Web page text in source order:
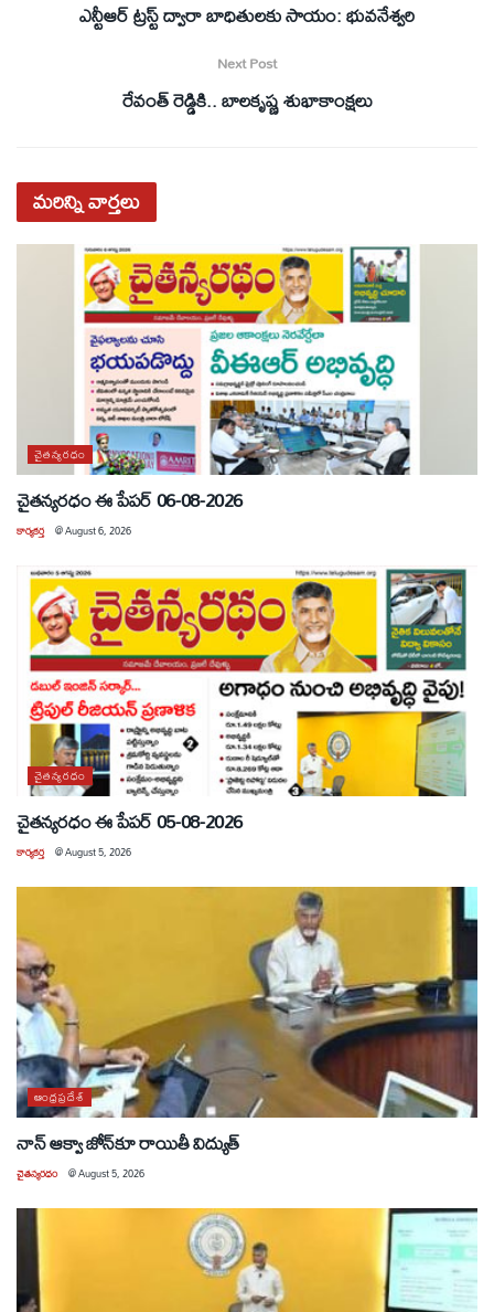
ఎన్టీఆర్‌ ట్రస్ట్‌ ద్వారా బాధితులకు సాయం: భువనేశ్వరి
Next Post
రేవంత్‌ రెడ్డికి.. బాలకృష్ణ శుభాకాంక్షలు
మరిన్నివార్తలు
చైతన్యరధం
చైతన్యరధం ఈ పేపర్ 06-08-2026
కార్యకర్త @August 6, 2026
చైతన్యరధం
చైతన్యరధం ఈ పేపర్ 05-08-2026
కార్యకర్త @August 5, 2026
ఆంధ్రప్రదేశ్
నాన్ ఆక్వా జోన్‌కూ రాయితీ విద్యుత్
చైతన్యరధం @August 5, 2026